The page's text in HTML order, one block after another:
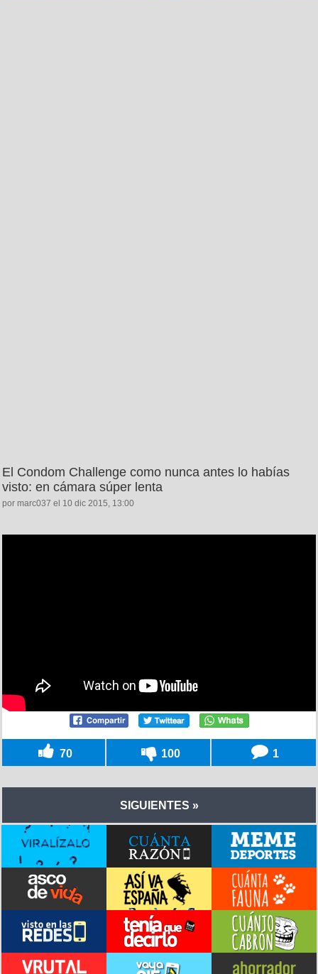
El Condom Challenge como nunca antes lo habías
visto: en cámara súper lenta
por marc037 el 10 dic 2015, 13:00
70 100 1
SIGUIENTES »